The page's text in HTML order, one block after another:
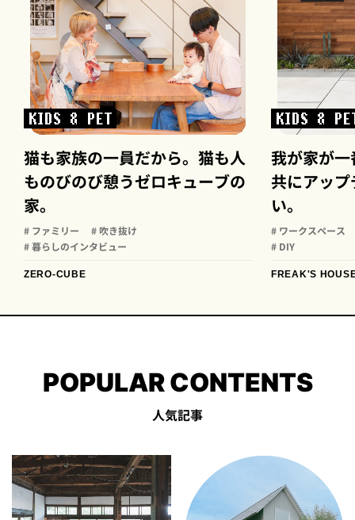
KIDS & PET
猫も家族の一員だから。猫も人
ものびのび憩うゼロキューブの
家。
# ファミリー
# 吹き抜け
# 暮らしのインタビュー
ZERO-CUBE
KIDS &
我が家が
共にアッ
い。
# ワークスペース
# DIY
FREAK'S
POPULAR CONTENTS
人気記事